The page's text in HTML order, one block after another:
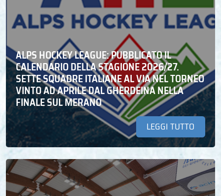
ALPS HOCKEY LEAGUE: PUBBLICATO IL
CALENDARIO DELLA STAGIONE 2026/27.
SETTE SQUADRE ITALIANE AL VIA NEL TORNEO
VINTO AD APRILE DAL GHERDEINA NELLA
FINALE SUL MERANO
LEGGI TUTTO